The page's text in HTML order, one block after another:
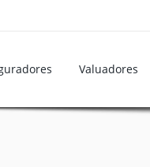
Valuadores